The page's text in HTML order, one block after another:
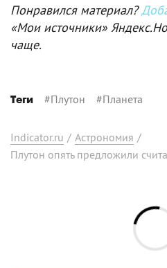
Понравился материал?
«Мои источники»
чаще.
Теги #Плутон #Планета
Indicator.ru / Астрономия /
Плутон опять предложили